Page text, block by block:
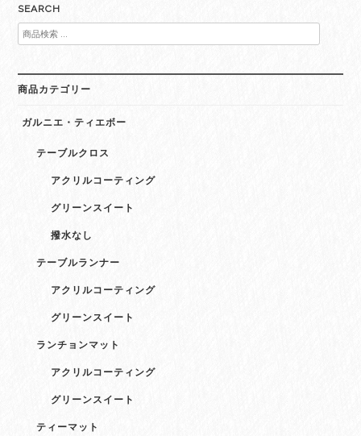
SEARCH
検
索
象:
商品カテゴリー
ガルニエ・ティエボー
テーブルクロス
アクリルコーティング
グリーンスイート
撥水なし
テーブルランナー
アクリルコーティング
グリーンスイート
ランチョンマット
アクリルコーティング
グリーンスイート
ティーマット